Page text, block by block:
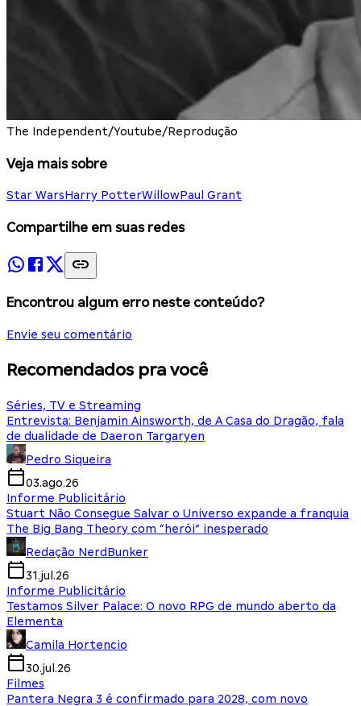
The Independent/Youtube/Reprodução
Veja mais sobre
Star WarsHarry PotterWillowPaul Grant
Compartilhe em suas redes
Encontrou algum erro neste conteúdo?
Envie seu comentário
Recomendados pra você
Séries, TV e Streaming
Entrevista: Benjamin Ainsworth, de A Casa do Dragão, fala
de dualidade de Daeron Targaryen
Pedro Siqueira
03.ago.26
Informe Publicitário
Stuart Não Consegue Salvar o Universo expande a franquia
The Big Bang Theory com “herói” inesperado
Redação NerdBunker
31.jul.26
Informe Publicitário
Testamos Silver Palace: O novo RPG de mundo aberto da
Elementa
Camila Hortencio
30.jul.26
Filmes
Pantera Negra 3 é confirmado para 2028, com novo